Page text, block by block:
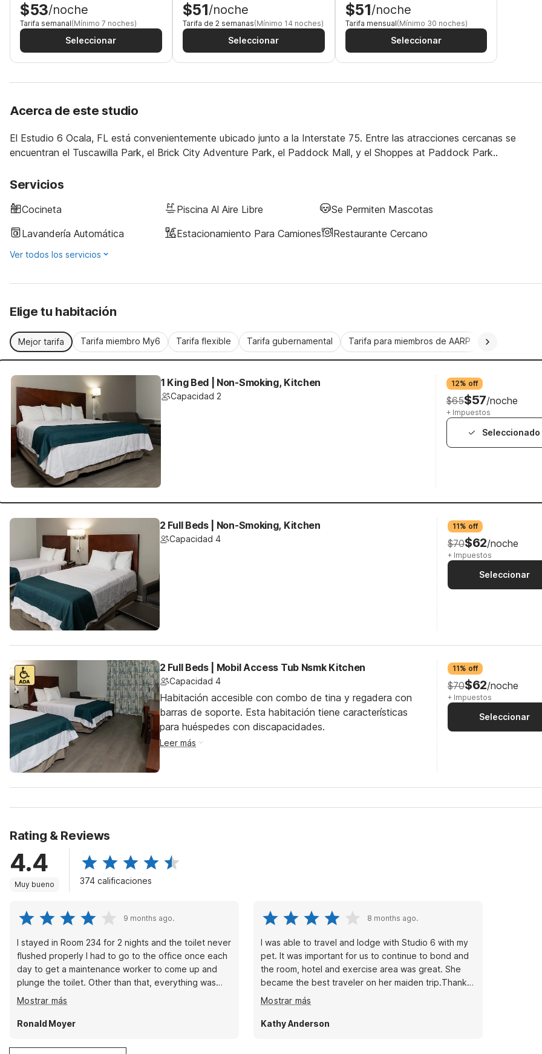
$53/noche
Tarifa semanal(Mínimo 7 noches)
Seleccionar
$51/noche
Tarifa de 2 semanas(Mínimo 14 noches)
Seleccionar
$51/noche
Tarifa mensual(Mínimo 30 noches)
Seleccionar
Acerca de este studio
El Estudio 6 Ocala, FL está convenientemente ubicado junto a la Interstate 75. Entre las atracciones cercanas se
encuentran el Tuscawilla Park, el Brick City Adventure Park, el Paddock Mall, y el Shoppes at Paddock Park..
Servicios
Cocineta Piscina Al Aire Libre
Se Permiten Mascotas
Lavandería Automática
Estacionamiento Para Camiones Restaurante Cercano
Ver todos los servicios
Elige tu habitación
Mejor tarifa Tarifa miembro My6 Tarifa flexible Tarifa gubernamental Tarifa para miembros de AARP
1 King Bed | Non-Smoking, Kitchen
Capacidad 2
12% off
$65$57/noche
+ Impuestos
Seleccionado
2 Full Beds | Non-Smoking, Kitchen
Capacidad 4
11% off
$70$62/noche
+ Impuestos
Seleccionar
2 Full Beds | Mobil Access Tub Nsmk Kitchen
Capacidad 4
Habitación accesible con combo de tina y regadera con
barras de soporte. Esta habitación tiene características
para huéspedes con discapacidades.
Leer más
11% off
$70$62/noche
+ Impuestos
Seleccionar
Rating & Reviews
4.4
Muy bueno 374 calificaciones
9 months ago.
I stayed in Room 234 for 2 nights and the toilet never
flushed properly I had to go to the office once each
day to get a maintenance worker to come up and
plunge the toilet. Other than that, everything was
great. I've got 2 more stays there this year and I
requested a different building for those stays. I really
appreciated the full size fridge and microwave,
for dinner, thereby saving at least $30+ in dinners.
Mostrar más
Ronald Moyer
8 months ago.
I was able to travel and lodge with Studio 6 with my
pet. It was important for us to continue to bond and
the room, hotel and exercise area was great. She
became the best traveler on her maiden trip.Thanks
KTAnderson
Mostrar más
Kathy Anderson